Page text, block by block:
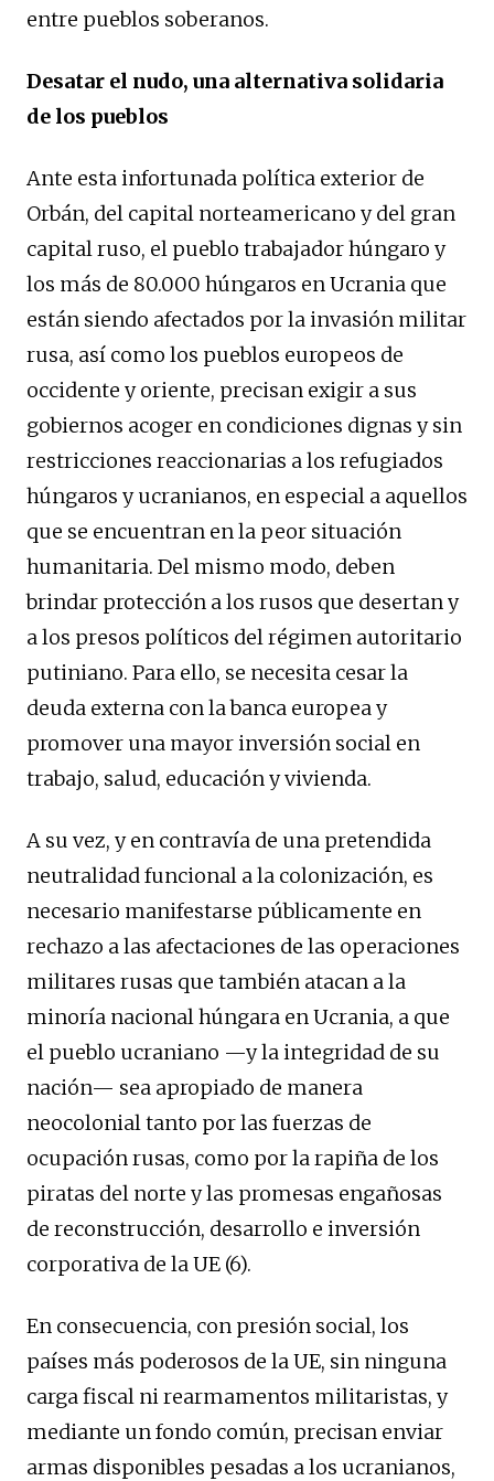
entre pueblos soberanos.
Desatar el nudo, una alternativa solidaria
de los pueblos
Ante esta infortunada política exterior de
Orbán, del capital norteamericano y del gran
capital ruso, el pueblo trabajador húngaro y
los más de 80.000 húngaros en Ucrania que
están siendo afectados por la invasión militar
rusa, así como los pueblos europeos de
occidente y oriente, precisan exigir a sus
gobiernos acoger en condiciones dignas y sin
restricciones reaccionarias a los refugiados
húngaros y ucranianos, en especial a aquellos
que se encuentran en la peor situación
humanitaria. Del mismo modo, deben
brindar protección a los rusos que desertan y
a los presos políticos del régimen autoritario
putiniano. Para ello, se necesita cesar la
deuda externa con la banca europea y
promover una mayor inversión social en
trabajo, salud, educación y vivienda.
A su vez, y en contravía de una pretendida
neutralidad funcional a la colonización, es
necesario manifestarse públicamente en
rechazo a las afectaciones de las operaciones
militares rusas que también atacan a la
minoría nacional húngara en Ucrania, a que
el pueblo ucraniano —y la integridad de su
nación— sea apropiado de manera
neocolonial tanto por las fuerzas de
ocupación rusas, como por la rapiña de los
piratas del norte y las promesas engañosas
de reconstrucción, desarrollo e inversión
corporativa de la UE (6).
En consecuencia, con presión social, los
países más poderosos de la UE, sin ninguna
carga fiscal ni rearmamentos militaristas, y
mediante un fondo común, precisan enviar
armas disponibles pesadas a los ucranianos,